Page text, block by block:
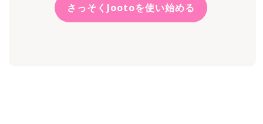
さっそくJootoを使い始める